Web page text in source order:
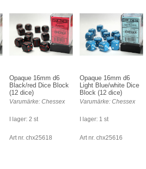
Opaque 16mm d6
Black/red Dice Block
(12 dice)
Varumärke: Chessex
I lager: 2 st
Art nr. chx25618
Opaque 16mm d6
Light Blue/white Dice
Block (12 dice)
Varumärke: Chessex
I lager: 1 st
Art nr. chx25616